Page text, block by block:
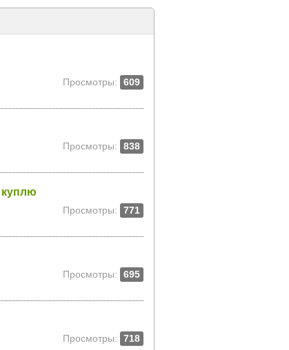
Просмотры: 609
Просмотры: 838
куплю
Просмотры: 771
Просмотры: 695
Просмотры: 718